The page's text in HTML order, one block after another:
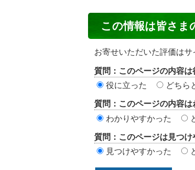
ン
テ
ン
ツ
価
リ
ア
この情報は皆さま
お寄せいただいた評価はサ
質問：このページの内容は
役に立った
どちら
質問：このページの内容
わかりやすかった
質問：このページは見つけ
見つけやすかった